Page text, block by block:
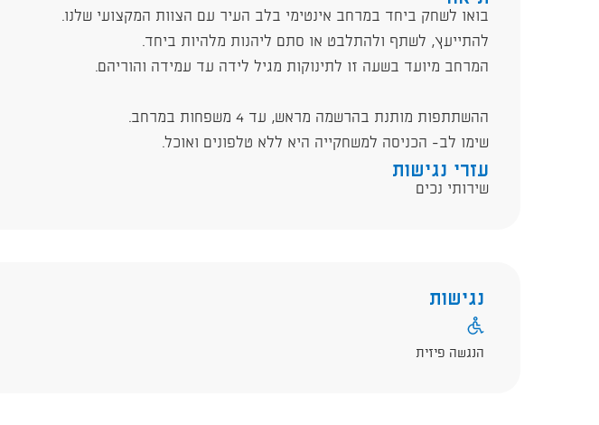
בואו לשחק ביחד במרחב אינטימי בלב העיר עם הצוות המקצועי שלנו.
להתייעץ, לשתף ולהתלבט או סתם ליהנות מלהיות ביחד.
המרחב מיועד בשעה זו לתינוקות מגיל לידה עד עמידה והוריהם.
ההשתתפות מותנת בהרשמה מראש, עד 4 משפחות במרחב.
שימו לב- הכניסה למשחקייה היא ללא טלפונים ואוכל.
עזרי נגישות
שירותי נכים
נגישות
הנגשה פיזית